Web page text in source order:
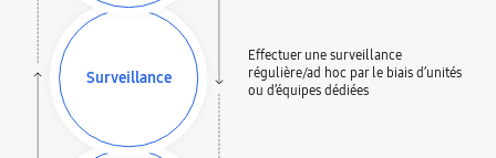
Surveillance
Effectuer une surveillance
régulière/ad hoc par le biais d’unités
ou d’équipes dédiées